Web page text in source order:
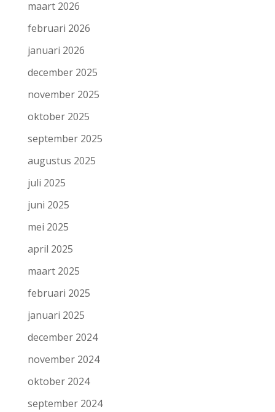
maart 2026
februari 2026
januari 2026
december 2025
november 2025
oktober 2025
september 2025
augustus 2025
juli 2025
juni 2025
mei 2025
april 2025
maart 2025
februari 2025
januari 2025
december 2024
november 2024
oktober 2024
september 2024